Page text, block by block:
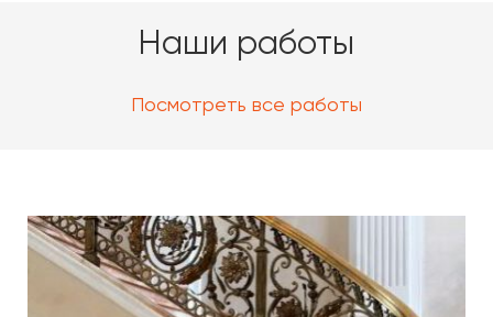
Наши работы
Посмотреть все работы